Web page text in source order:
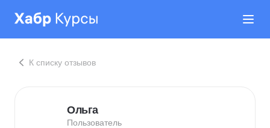
К списку отзывов
Ольга
Пользователь